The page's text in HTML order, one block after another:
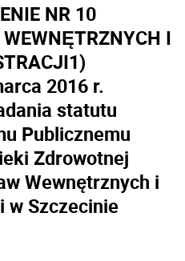
NR 10
I
1)
2016 r.
statutu
Publicznemu
Zdrowotnej
Wewnętrznych i
w Szczecinie